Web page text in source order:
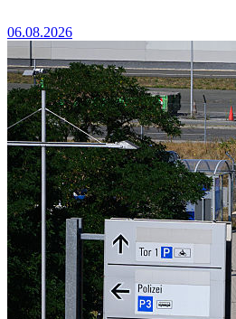
06.08.2026